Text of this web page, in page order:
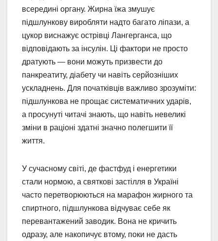
всередині органу. Жирна їжа змушує
підшлункову виробляти надто багато ліпази, а
цукор виснажує острівці Лангерганса, що
відповідають за інсулін. Ці фактори не просто
дратують — вони можуть призвести до
панкреатиту, діабету чи навіть серйозніших
ускладнень. Для початківців важливо зрозуміти:
підшлункова не прощає систематичних ударів,
а просунуті читачі знають, що навіть невеликі
зміни в раціоні здатні значно полегшити її
життя.
У сучасному світі, де фастфуд і енергетики
стали нормою, а святкові застілля в Україні
часто перетворюються на марафон жирного та
спиртного, підшлункова відчуває себе як
перевантажений заводик. Вона не кричить
одразу, але накопичує втому, поки не дасть